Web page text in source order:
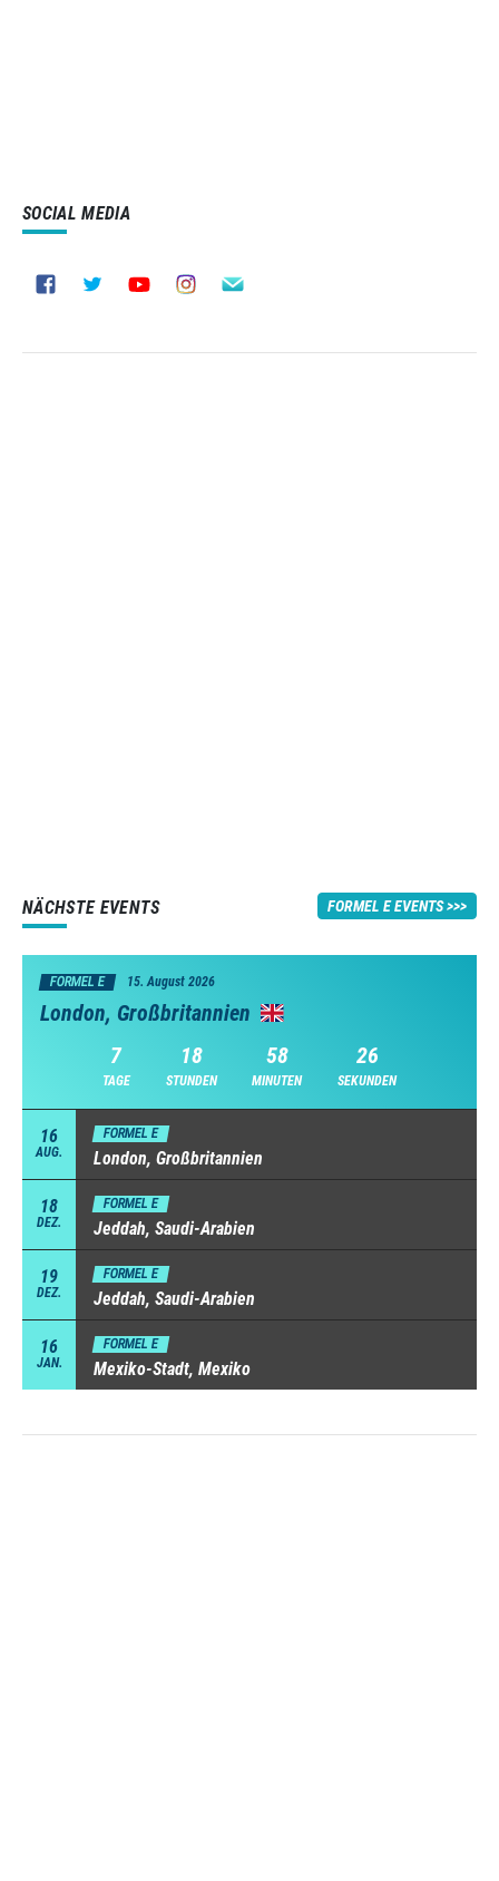
SOCIAL MEDIA
NÄCHSTE EVENTS FORMEL E EVENTS
FORMEL E 15. August 2026
London, Großbritannien
7
TAGE
18
STUNDEN
58
MINUTEN
25
SEKUNDEN
16
AUG.
FORMEL E
London, Großbritannien
18
DEZ.
FORMEL E
Jeddah, Saudi-Arabien
19
DEZ.
FORMEL E
Jeddah, Saudi-Arabien
16
JAN.
FORMEL E
Mexiko-Stadt, Mexiko